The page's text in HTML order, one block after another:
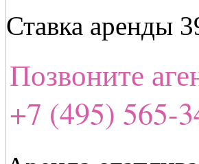
Ставка аренды
Позвоните
+7 (495) 565-